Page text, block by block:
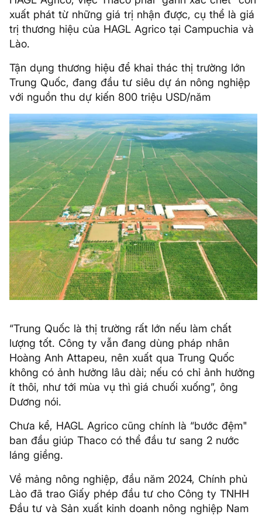
xuất phát từ những giá trị nhận được, cụ thể là giá
trị thương hiệu của HAGL Agrico tại Campuchia và
Lào.
Tận dụng thương hiệu để khai thác thị trường lớn
Trung Quốc, đang đầu tư siêu dự án nông nghiệp
với nguồn thu dự kiến 800 triệu USD/năm
“Trung Quốc là thị trường rất lớn nếu làm chất
lượng tốt. Công ty vẫn đang dùng pháp nhân
Hoàng Anh Attapeu, nên xuất qua Trung Quốc
không có ảnh hưởng lâu dài; nếu có chỉ ảnh hưởng
ít thôi, như tới mùa vụ thì giá chuối xuống”, ông
Dương nói.
Chưa kể, HAGL Agrico cũng chính là “bước đệm"
ban đầu giúp Thaco có thể đầu tư sang 2 nước
láng giềng.
Về mảng nông nghiệp, đầu năm 2024, Chính phủ
Lào đã trao Giấy phép đầu tư cho Công ty TNHH
Đầu tư và Sản xuất kinh doanh nông nghiệp Nam